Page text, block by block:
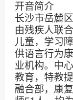
开音简介
长沙市岳麓
由残疾人联
儿童，学习
供语言行为
业机构。中
教育，特教
融合部，康